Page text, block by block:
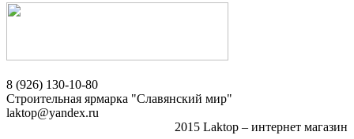
8 (926) 130-10-80
Строительная ярмарка "Славянский мир"
laktop@yandex.ru
2015 Laktop – интернет магазин